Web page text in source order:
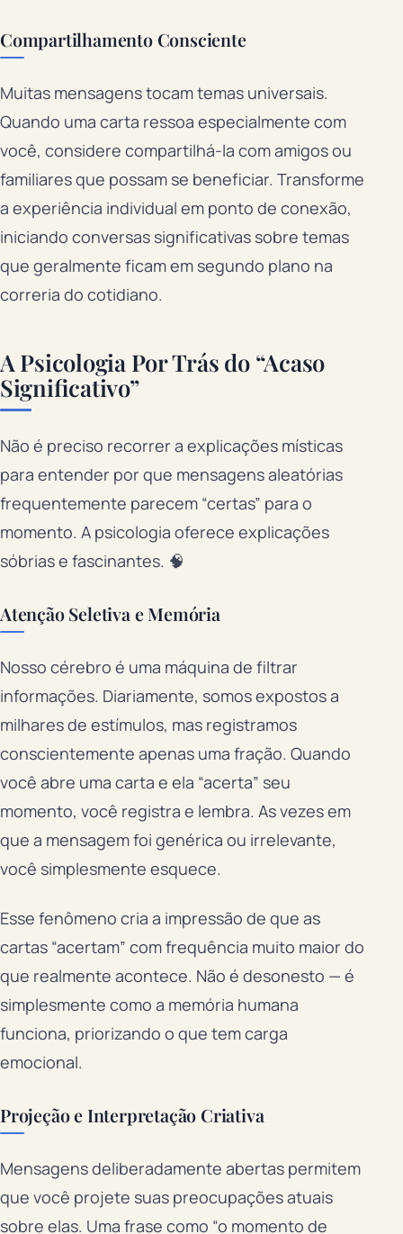
Compartilhamento Consciente
Muitas mensagens tocam temas universais.
Quando uma carta ressoa especialmente com
você, considere compartilhá-la com amigos ou
familiares que possam se beneficiar. Transforme
a experiência individual em ponto de conexão,
iniciando conversas significativas sobre temas
que geralmente ficam em segundo plano na
correria do cotidiano.
A Psicologia Por Trás do “Acaso
Significativo”
Não é preciso recorrer a explicações místicas
para entender por que mensagens aleatórias
frequentemente parecem “certas” para o
momento. A psicologia oferece explicações
sóbrias e fascinantes. 🧠
Atenção Seletiva e Memória
Nosso cérebro é uma máquina de filtrar
informações. Diariamente, somos expostos a
milhares de estímulos, mas registramos
conscientemente apenas uma fração. Quando
você abre uma carta e ela “acerta” seu
momento, você registra e lembra. As vezes em
que a mensagem foi genérica ou irrelevante,
você simplesmente esquece.
Esse fenômeno cria a impressão de que as
cartas “acertam” com frequência muito maior do
que realmente acontece. Não é desonesto — é
simplesmente como a memória humana
funciona, priorizando o que tem carga
emocional.
Projeção e Interpretação Criativa
Mensagens deliberadamente abertas permitem
que você projete suas preocupações atuais
sobre elas. Uma frase como “o momento de